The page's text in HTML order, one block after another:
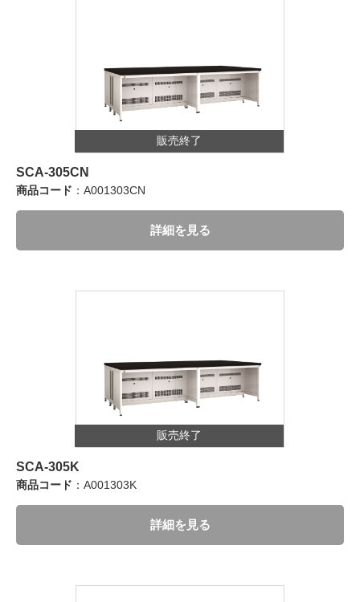
販売終了
SCA-305CN
商品コード ：A001303CN
詳細を見る
販売終了
SCA-305K
商品コード ：A001303K
詳細を見る